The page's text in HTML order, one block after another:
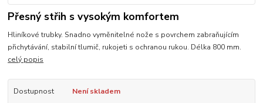
Přesný střih s vysokým komfortem
Hliníkové trubky. Snadno vyměnitelné nože s povrchem zabraňujícím
přichytávání, stabilní tlumič, rukojeti s ochranou rukou. Délka 800 mm.
celý popis
Dostupnost Není skladem